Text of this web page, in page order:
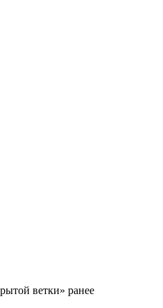
ветки» ранее